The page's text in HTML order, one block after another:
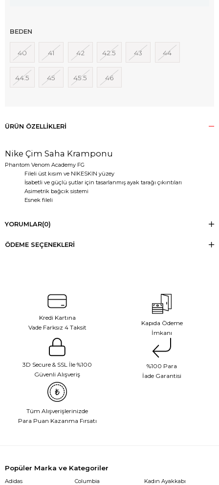
BEDEN
40 41 42 42.5 43 44
44.5 45 45.5 46
ÜRÜN ÖZELLIKLERI
Nike Çim Saha Kramponu
Phantom Venom Academy FG
Fileli üst kısım ve NIKESKIN yüzey
İsabetli ve güçlü şutlar için tasarlanmış ayak tarağı çıkıntıları
Asimetrik bağcık sistemi
Esnek fileli
YORUMLAR(0)
ÖDEME SEÇENEKLERI
Kredi Kartına
Vade Farksız 4 Taksit
Kapıda Ödeme
İmkanı
3D Secure & SSL İle %100
Güvenli Alışveriş
%100 Para
İade Garantisi
Tüm Alışverişlerinizde
Para Puan Kazanma Fırsatı
Popüler Marka ve Kategoriler
Adidas
Columbia
Kadın Ayakkabı